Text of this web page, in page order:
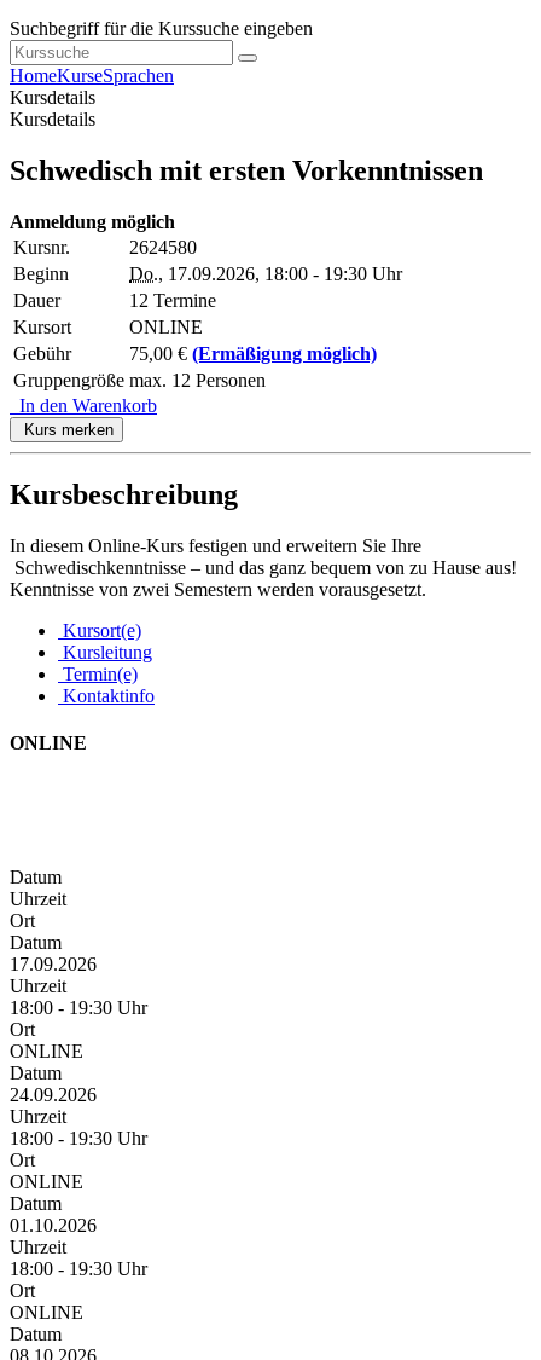
Suchbegriff für die Kurssuche eingeben
HomeKurseSprachen
Kursdetails
Kursdetails
Schwedisch mit ersten Vorkenntnissen
Anmeldung möglich
Kursnr.
2624580
Beginn
Do., 17.09.2026, 18:00 - 19:30 Uhr
Dauer
12 Termine
Kursort
ONLINE
Gebühr
75,00 € (Ermäßigung möglich)
Gruppengröße max. 12 Personen
In den Warenkorb
Kurs merken
Kursbeschreibung
In diesem Online-Kurs festigen und erweitern Sie Ihre
Schwedischkenntnisse – und das ganz bequem von zu Hause aus!
Kenntnisse von zwei Semestern werden vorausgesetzt.
Kursort(e)
Kursleitung
Termin(e)
Kontaktinfo
ONLINE
Datum
Uhrzeit
Ort
Datum
17.09.2026
Uhrzeit
18:00 - 19:30 Uhr
Ort
ONLINE
Datum
24.09.2026
Uhrzeit
18:00 - 19:30 Uhr
Ort
ONLINE
Datum
01.10.2026
Uhrzeit
18:00 - 19:30 Uhr
Ort
ONLINE
Datum